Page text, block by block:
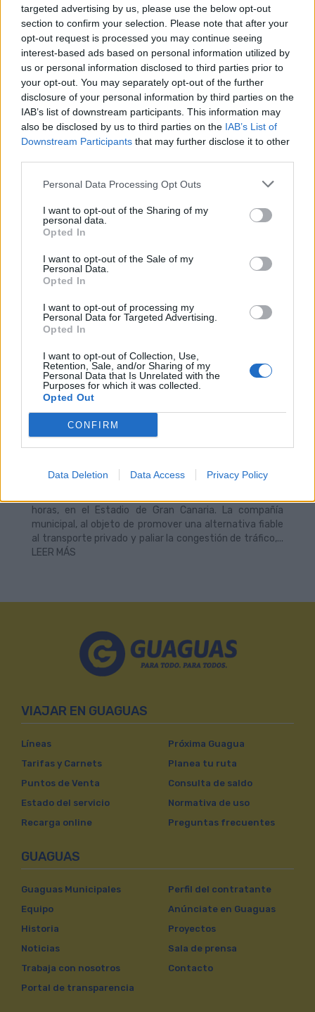
targeted advertising by us, please use the below opt-out
section to confirm your selection. Please note that after your
opt-out request is processed you may continue seeing
interest-based ads based on personal information utilized by
us or personal information disclosed to third parties prior to
your opt-out. You may separately opt-out of the further
disclosure of your personal information by third parties on the
IAB’s list of downstream participants. This information may
also be disclosed by us to third parties on the IAB’s List of
Downstream Participants that may further disclose it to other
Personal Data Processing Opt Outs
I want to opt-out of the Sharing of my
personal data.
Opted In
I want to opt-out of the Sale of my
Personal Data.
Opted In
I want to opt-out of processing my
Personal Data for Targeted Advertising.
Opted In
I want to opt-out of Collection, Use,
Retention, Sale, and/or Sharing of my
Personal Data that Is Unrelated with the
Purposes for which it was collected.
Opted Out
CONFIRM
Data Deletion Data Access Privacy Policy
minutos.
Guaguas Municipales ofrece
transporte gratuito a los
participantes de la San Silvestre
28/12/2019
El Ayuntamiento de Las Palmas de Gran Canaria y la
San Silvestre 2019 puedan acceder gratuitamente al
únicamente tendrán que enseñar el dorsal de la carrera
a los conductores para trasladarse en las guaguas
horas del día que se celebra la prueba, el próximo 31 de
diciembre. Esto supone el transporte desde una hora y...
LEER MÁS
Guaguas Municipales despliega el
servicio especial Fútbol para el
partido entre la UD Las Palmas y
Rayo Vallecano
20/12/2019
Guaguas Municipales despliega este sábado 21 de
diciembre un dispositivo especial de transporte, a
través de intensificaciones de la línea ‘Fútbol’ con
Puerto- y la terminal de guaguas del Teatro, con
motivo del partido de Segunda División que enfrenta a
horas, en el Estadio de Gran Canaria. La compañía
municipal, al objeto de promover una alternativa fiable
al transporte privado y paliar la congestión de tráfico,...
LEER MÁS
VIAJAR EN GUAGUAS
Líneas
Tarifas y Carnets
Puntos de Venta
Estado del servicio
Recarga online
Próxima Guagua
Planea tu ruta
Consulta de saldo
Normativa de uso
Preguntas frecuentes
GUAGUAS
Guaguas Municipales
Equipo
Historia
Noticias
Trabaja con nosotros
Portal de transparencia
Perfil del contratante
Anúnciate en Guaguas
Proyectos
Sala de prensa
Contacto